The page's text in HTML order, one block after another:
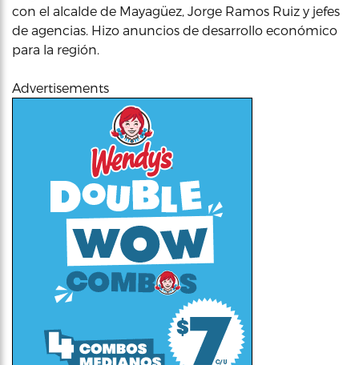
con el alcalde de Mayagüez, Jorge Ramos Ruiz y jefes
de agencias. Hizo anuncios de desarrollo económico
para la región.
Advertisements